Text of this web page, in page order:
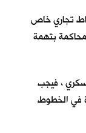
تجاري خاص
بتهمة
، فيجب
في الخطوط